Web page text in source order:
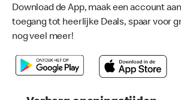
Download de App, maak een account
toegang tot heerlijke Deals, spaar voor
nog veel meer!